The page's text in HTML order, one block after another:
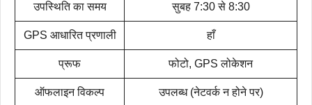
उपस्थिति का समय सुबह 7:30 से 8:30
GPS आधारित प्रणाली हाँ
प्रूफ फोटो, GPS लोकेशन
ऑफलाइन विकल्प उपलब्ध (नेटवर्क न होने पर)